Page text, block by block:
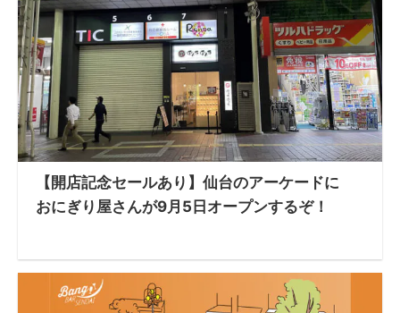
【開店記念セールあり】仙台のアーケードに
おにぎり屋さんが9月5日オープンするぞ！